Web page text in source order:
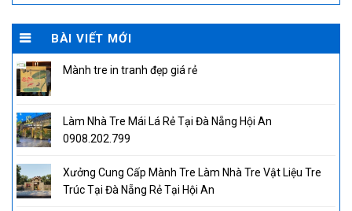
was:
750.000₫.
is:
600.000₫.
BÀI VIẾT MỚI
Mành tre in tranh đẹp giá rẻ
Làm Nhà Tre Mái Lá Rẻ Tại Đà Nẵng Hội An
0908.202.799
Xưởng Cung Cấp Mành Tre Làm Nhà Tre Vật Liệu Tre
Trúc Tại Đà Nẵng Rẻ Tại Hội An